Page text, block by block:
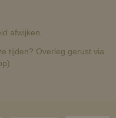
afwijken.
tijden? Overleg gerust via